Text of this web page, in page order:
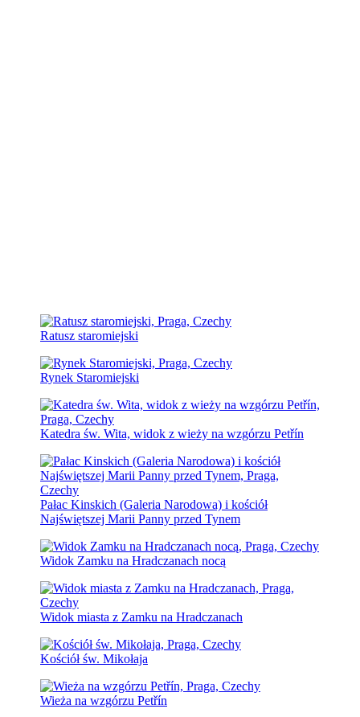
Ratusz staromiejski
Rynek Staromiejski
Katedra św. Wita, widok z wieży na wzgórzu Petřín
Pałac Kinskich (Galeria Narodowa) i kościół
Najświętszej Marii Panny przed Tynem
Widok Zamku na Hradczanach nocą
Widok miasta z Zamku na Hradczanach
Kościół św. Mikołaja
Wieża na wzgórzu Petřín